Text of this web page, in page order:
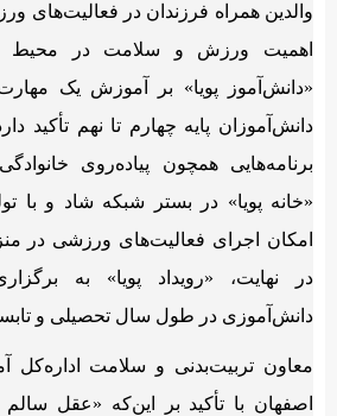
والدین همراه فرزندان در فعالیت‌های
اهمیت ورزش و سلامت در محیط
«دانش‌آموز پویا» بر آموزش یک
دانش‌آموزان پایه چهارم تا نهم تأکید
برنامه‌هایی همچون پیاده‌روی
«خانه پویا» در بستر شبکه شاد و با
امکان اجرای فعالیت‌های ورزشی در
در نهایت، «رویداد پویا» به
دانش‌آموزی در طول سال تحصیلی و
معاون تربیت‌بدنی و سلامت اداره‌کل
اصفهان با تأکید بر این‌که «عقل